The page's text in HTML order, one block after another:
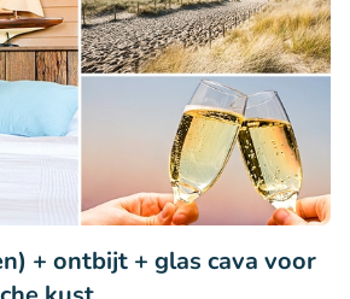
+ ontbijt + glas cava voor